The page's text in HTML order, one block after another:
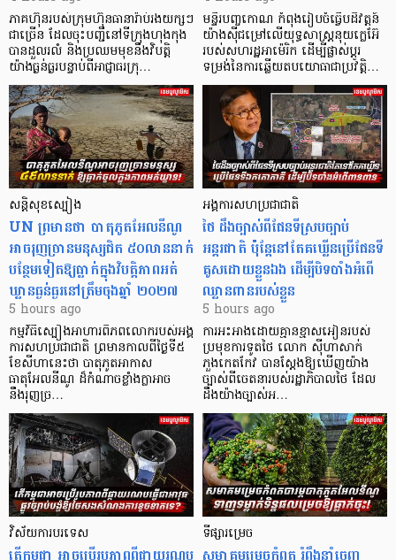
ភាគហ៊ុនរបស់ក្រុមហ៊ុនធានារ៉ាប់រងយក្សៗ
ជាច្រើន ដែលចុះបញ្ជីនៅទីក្រុងហុងកុង
បានដួលរលំ និងប្រឈមមុខនឹងវិបត្តិ
យ៉ាងធ្ងន់ធ្ងរបន្ទាប់ពីអាជ្ញាធរក្រុ…
មន្ទីរបញ្ចកោណ កំពុងរៀបចំធ្វើបដិវត្តន៍
យ៉ាងស៊ីជម្រៅលើយុទ្ធសាស្ត្រនុយក្លេអ៊ែ
របស់សហរដ្ឋអាម៉េរិក ដើម្បីផ្លាស់ប្តូរ
ទម្រង់នៃការឆ្លើយតបយោធាជាប្រវត្តិ…
សន្តិសុខស្បៀង
UN ព្រមានថា បាតុភូតអែលនីណូ
អាចរុញច្រានមនុស្សជិត ៥០លាននាក់
បន្ថែមទៀតឱ្យធ្លាក់ក្នុងវិបត្តិ​ភាពអត់
ឃ្លានធ្ងន់ធ្ងរនៅត្រឹមចុងឆ្នាំ ២០២៧
5 hours ago
កម្មវិធីស្បៀងអាហារពិភពលោករបស់អង្គ
ការសហប្រជាជាតិ ព្រមាន​កាលពីថ្ងៃទី៥
ខែសីហានេះថា បាតុភូតអាកាស
ធាតុអែលនីណូ ដ៏កំណាចខ្លាំងក្លាអាច
នឹងរុញច្រ…
អង្គការសហប្រជាជាតិ
ថៃ ដឹងច្បាស់ពីផែនទីស្របច្បាប់
អន្តរជាតិ ប៉ុន្តែនៅតែគឃ្លើនប្រើផែនទី
គូសដោយខ្លួនឯង ដើម្បីបិទបាំងអំពើ
ឈ្លានពានរបស់ខ្លួន
5 hours ago
ការអះអាងដោយគ្មានខ្មាសអៀនរបស់
ប្រមុខការទូតថៃ លោក ស៊ីហាសាក់
ភួងកេតកែវ បានស្តែងឱ្យឃើញយ៉ាង
ច្បាស់ពីចេតនារបស់រដ្ឋាភិបាលថៃ ដែល
ដឹងយ៉ាងច្បាស់អ…
វិស័យការបរទេស ទីផ្សារម្រេច